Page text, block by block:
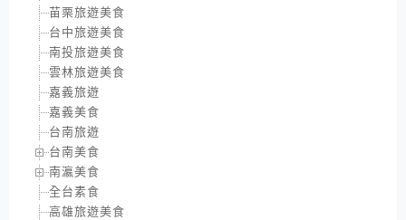
苗栗旅遊美食
台中旅遊美食
南投旅遊美食
雲林旅遊美食
嘉義旅遊
嘉義美食
台南旅遊
台南美食
南瀛美食
全台素食
高雄旅遊美食